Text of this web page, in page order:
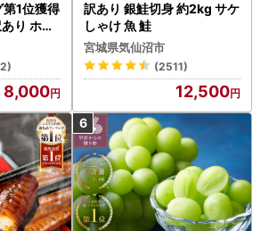
1位獲得
り ホタ
立 貝柱
8,000
訳あり 銀鮭切身 約2kg サケ
しゃけ 魚 鮭
宮城県気仙沼市
(2511)
12,500